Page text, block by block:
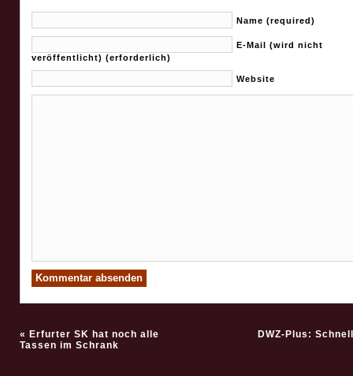
Name (required)
E-Mail (wird nicht
veröffentlicht) (erforderlich)
Website
« Erfurter SK hat noch alle
Tassen im Schrank
DWZ-Plus: